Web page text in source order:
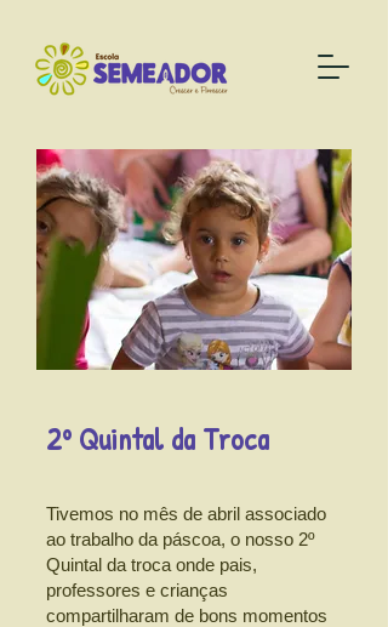
2º Quintal da Troca
Tivemos no mês de abril associado
ao trabalho da páscoa, o nosso 2º
Quintal da troca onde pais,
professores e crianças
compartilharam de bons momentos